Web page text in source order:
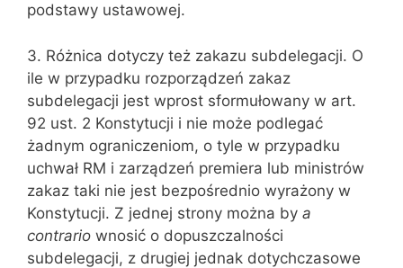
podstawy ustawowej.
3. Różnica dotyczy też zakazu subdelegacji. O
ile w przypadku rozporządzeń zakaz
subdelegacji jest wprost sformułowany w art.
92 ust. 2 Konstytu‌cji i nie może podlegać
żadnym ograniczeniom, o tyle w przypadku
uchwał RM i zarządzeń premiera lub ministrów
zakaz taki nie jest bezpośrednio wy‌rażony w
Konstytucji. Z jednej strony można by a
contrario wnosić o dopuszczalności
subdelegacji, z drugiej jednak dotychczasowe